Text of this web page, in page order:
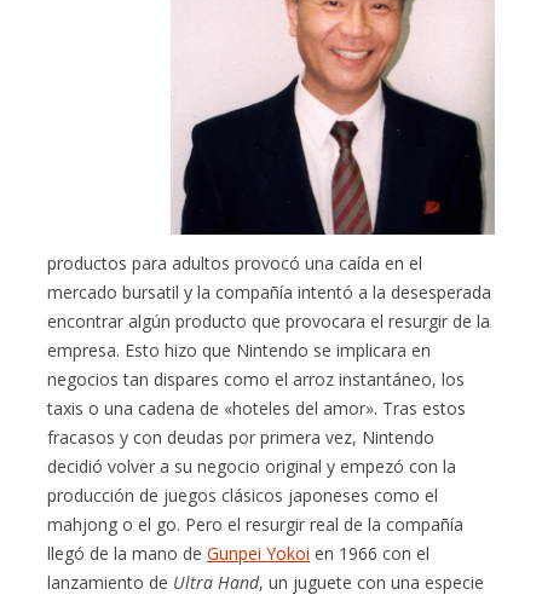
productos para adultos provocó una caída en el
mercado bursatil y la compañía intentó a la desesperada
encontrar algún producto que provocara el resurgir de la
empresa. Esto hizo que Nintendo se implicara en
negocios tan dispares como el arroz instantáneo, los
taxis o una cadena de «hoteles del amor». Tras estos
fracasos y con deudas por primera vez, Nintendo
decidió volver a su negocio original y empezó con la
producción de juegos clásicos japoneses como el
mahjong o el go. Pero el resurgir real de la compañía
llegó de la mano deGunpei Yokoi en 1966 con el
lanzamiento de Ultra Hand, un juguete con una especie